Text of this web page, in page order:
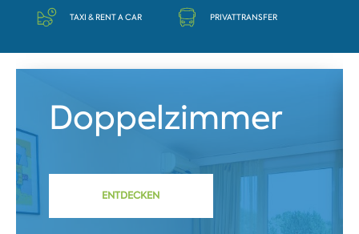
TAXI & RENT A CAR PRIVATTRANSFER
Doppelzimmer
ENTDECKEN